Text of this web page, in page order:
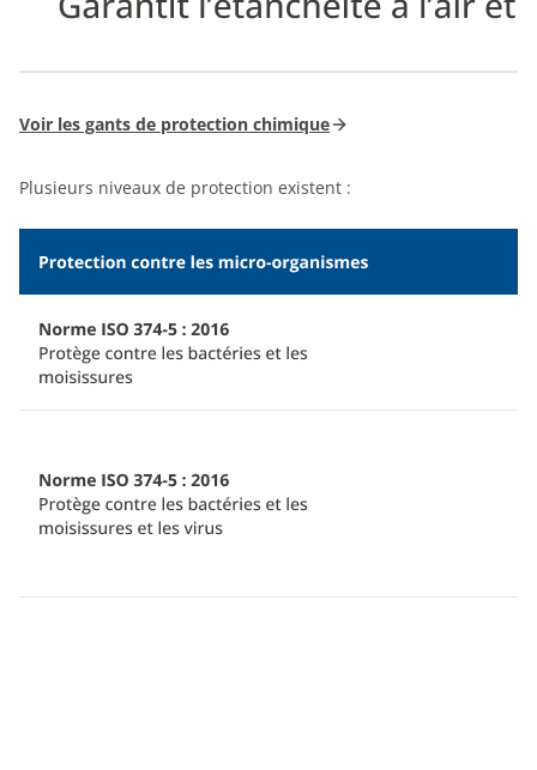
Voir les gants de protection chimique
Plusieurs niveaux de protection existent :